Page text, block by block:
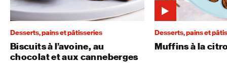
Desserts, pains et pâtisseries
Biscuits à l’avoine, au
chocolat et aux canneberges
Desserts, pains et
Muffins à la